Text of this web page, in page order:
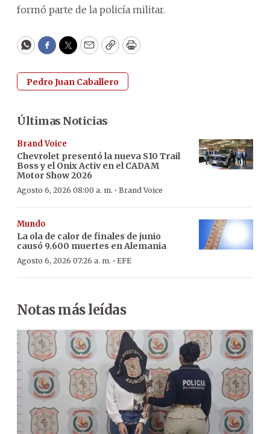
formó parte de la policía militar.
WhatsApp
Facebook
Twitter
EmailCopyPrint
Pedro Juan Caballero
Últimas Noticias
Brand Voice
Chevrolet presentó la nueva S10 Trail
Boss y el Onix Activ en el CADAM
Motor Show 2026
Agosto 6, 2026 08:00 a. m. · Brand Voice
Mundo
La ola de calor de finales de junio
causó 9.600 muertes en Alemania
Agosto 6, 2026 07:26 a. m. · EFE
Notas más leídas